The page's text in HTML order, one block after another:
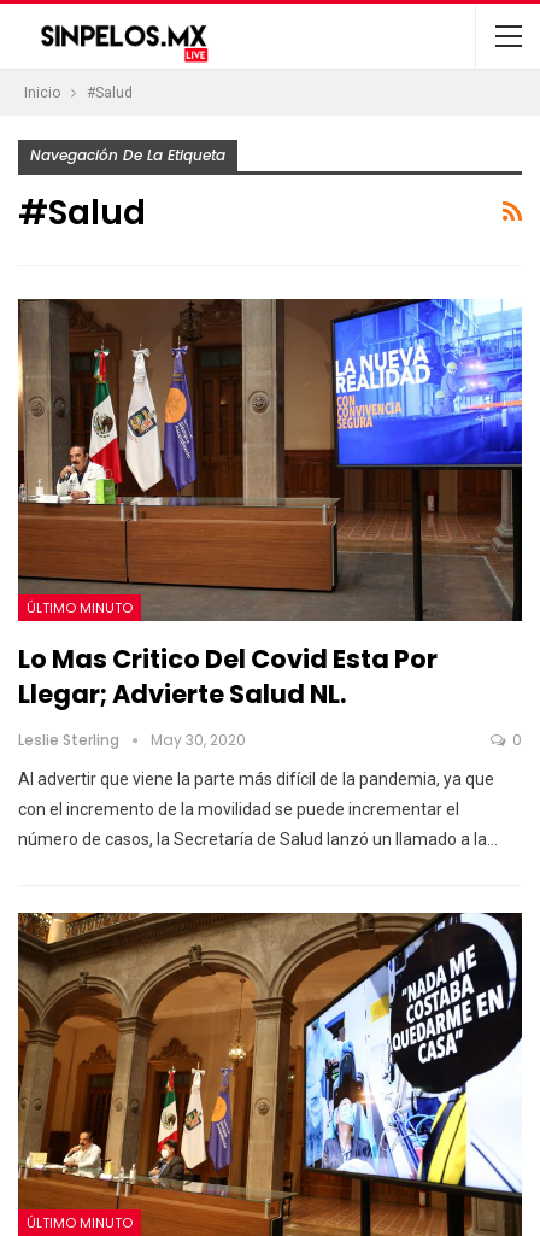
Inicio #Salud
Navegación De La Etiqueta
#Salud
ÚLTIMO MINUTO
Lo Mas Critico Del Covid Esta Por
Llegar; Advierte Salud NL.
Leslie Sterling May 30, 2020 0
Al advertir que viene la parte más difícil de la pandemia, ya que
con el incremento de la movilidad se puede incrementar el
número de casos, la Secretaría de Salud lanzó un llamado a la
ÚLTIMO MINUTO